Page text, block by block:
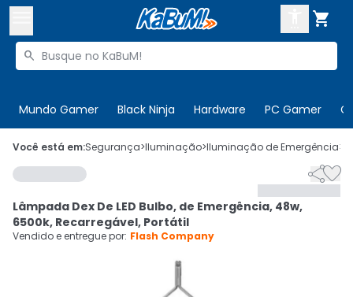

Buscar produtos

Mundo Gamer Black Ninja Hardware PC Gamer
 Olá. Acesse sua conta
 Departamentos
Cupons
CADASTRE-SE
Você está em:Segurança>Iluminação>Iluminação de Emergência>

Lâmpada Dex De LED Bulbo, de Emergência, 48w,
6500k, Recarregável, Portátil
Vendido e entregue por: Flash Company